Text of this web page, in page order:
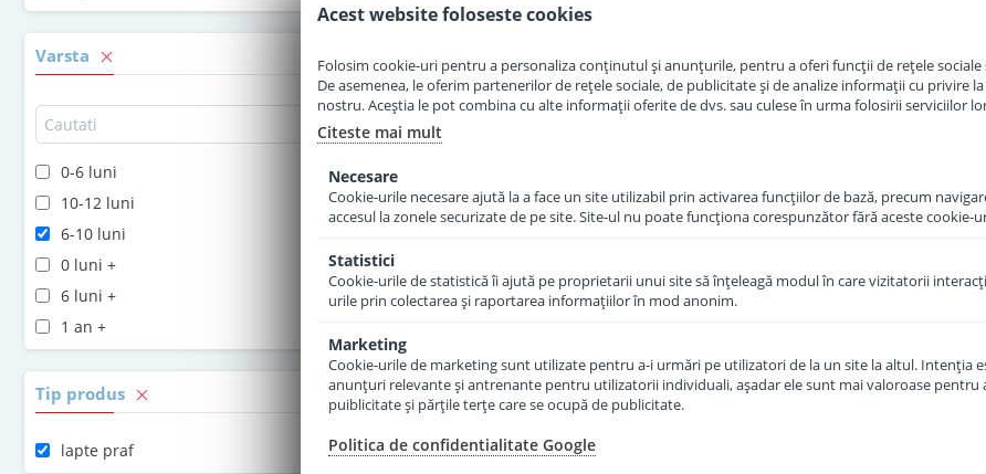
Varsta
0-6 luni
10-12 luni
6-10 luni
0 luni +
6 luni +
1 an +
Tip produs
lapte praf
69,00 Lei
Adauga in cos
Acest website foloseste cookies
Folosim cookie-uri pentru a personaliza conținutul și anunțurile, pentru a oferi funcții de rețele
De asemenea, le oferim partenerilor de rețele sociale, de publicitate și de analize informații cu privire
nostru. Aceștia le pot combina cu alte informații oferite de dvs. sau culese în urma folosirii serviciilor
Citeste mai mult
Necesare
Cookie-urile necesare ajută la a face un site utilizabil prin activarea funcţiilor de bază, precum
accesul la zonele securizate de pe site. Site-ul nu poate funcţiona corespunzător fără aceste cookie-
Statistici
Cookie-urile de statistică îi ajută pe proprietarii unui site să înţeleagă modul în care vizitatorii
urile prin colectarea şi raportarea informaţiilor în mod anonim.
Marketing
Cookie-urile de marketing sunt utilizate pentru a-i urmări pe utilizatori de la un site la altul. Intenţia
anunţuri relevante şi antrenante pentru utilizatorii individuali, aşadar ele sunt mai valoroase pentru
puiblicitate şi părţile terţe care se ocupă de publicitate.
Politica de confidentialitate Google